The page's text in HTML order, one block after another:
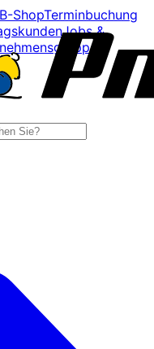
ShopTerminbuchung
Jobs &